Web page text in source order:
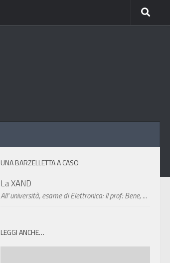
UNA BARZELLETTA A CASO
La XAND
All' università, esame di Elettronica: Il prof: Bene, ...
LEGGI ANCHE…